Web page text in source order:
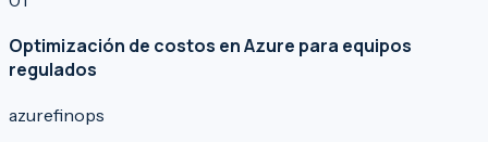
Optimización de costos en Azure para equipos
regulados
azurefinops